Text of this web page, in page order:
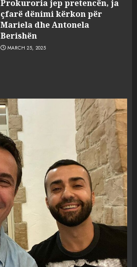
Prokuroria jep pretencën, ja
çfarë dënimi kërkon për
Mariela dhe Antonela
Berishën
MARCH 25, 2025